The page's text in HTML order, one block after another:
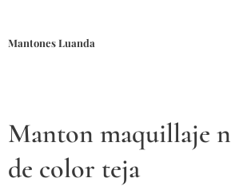
Mantones Luanda
Manton maquillaje
de color teja